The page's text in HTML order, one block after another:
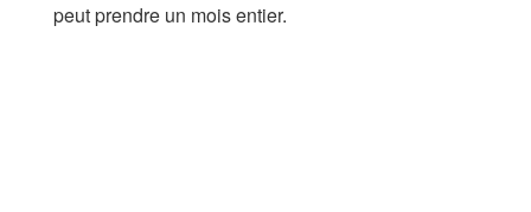
peut prendre un mois entier.